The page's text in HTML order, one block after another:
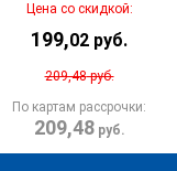
Цена со скидкой:
199,02 руб.
209,48руб.
По картам рассрочки:
209,48руб.